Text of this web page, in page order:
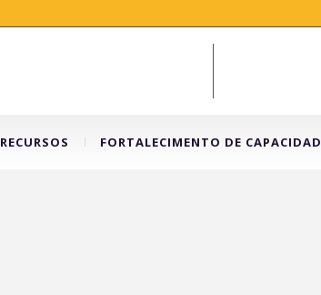
RECURSOS FORTALECIMENTO DE